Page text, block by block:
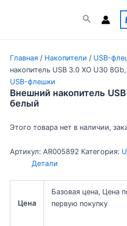
Поиск
Главная / Накопители / USB-
накопитель USB 3.0 XO U30
USB-флешки
Внешний накопитель
белый
Этого товара нет в наличии,
Артикул: AR005892 Категория:
Детали
Цена
Базовая цена, Цена
первую покупку